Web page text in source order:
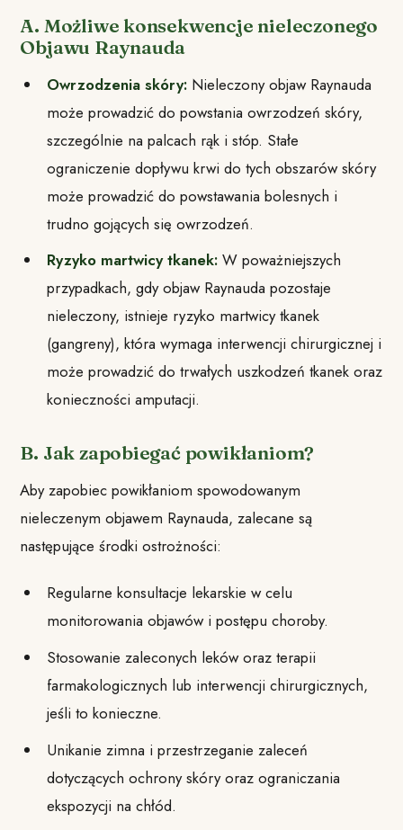
A. Możliwe konsekwencje nieleczonego
Objawu Raynauda
Owrzodzenia skóry: Nieleczony objaw Raynauda
może prowadzić do powstania owrzodzeń skóry,
szczególnie na palcach rąk i stóp. Stałe
ograniczenie dopływu krwi do tych obszarów skóry
może prowadzić do powstawania bolesnych i
trudno gojących się owrzodzeń.
Ryzyko martwicy tkanek: W poważniejszych
przypadkach, gdy objaw Raynauda pozostaje
nieleczony, istnieje ryzyko martwicy tkanek
(gangreny), która wymaga interwencji chirurgicznej i
może prowadzić do trwałych uszkodzeń tkanek oraz
konieczności amputacji.
B. Jak zapobiegać powikłaniom?
Aby zapobiec powikłaniom spowodowanym
nieleczenym objawem Raynauda, zalecane są
następujące środki ostrożności:
Regularne konsultacje lekarskie w celu
monitorowania objawów i postępu choroby.
Stosowanie zaleconych leków oraz terapii
farmakologicznych lub interwencji chirurgicznych,
jeśli to konieczne.
Unikanie zimna i przestrzeganie zaleceń
dotyczących ochrony skóry oraz ograniczania
ekspozycji na chłód.